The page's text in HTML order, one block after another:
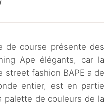
de course présente des
Ape élégants, car la
street fashion BAPE a de
entier, est en partie
palette de couleurs de la